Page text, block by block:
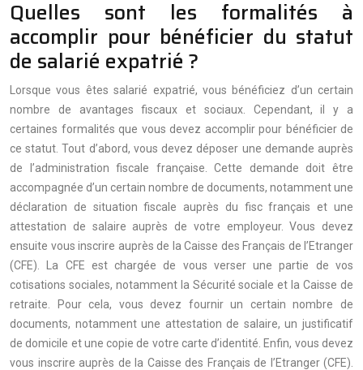
Quelles sont les formalités à
accomplir pour bénéficier du statut
de salarié expatrié ?
Lorsque vous êtes salarié expatrié, vous bénéficiez d’un certain
nombre de avantages fiscaux et sociaux. Cependant, il y a
certaines formalités que vous devez accomplir pour bénéficier de
ce statut. Tout d’abord, vous devez déposer une demande auprès
de l’administration fiscale française. Cette demande doit être
accompagnée d’un certain nombre de documents, notamment une
déclaration de situation fiscale auprès du fisc français et une
attestation de salaire auprès de votre employeur. Vous devez
ensuite vous inscrire auprès de la Caisse des Français de l’Etranger
(CFE). La CFE est chargée de vous verser une partie de vos
cotisations sociales, notamment la Sécurité sociale et la Caisse de
retraite. Pour cela, vous devez fournir un certain nombre de
documents, notamment une attestation de salaire, un justificatif
de domicile et une copie de votre carte d’identité. Enfin, vous devez
vous inscrire auprès de la Caisse des Français de l’Etranger (CFE).